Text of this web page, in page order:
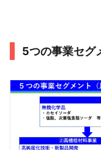
5つの事業セグ